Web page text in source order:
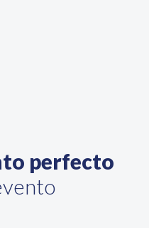
perfecto